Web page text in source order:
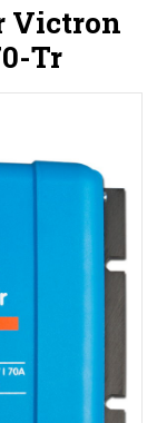
Victron
Tr